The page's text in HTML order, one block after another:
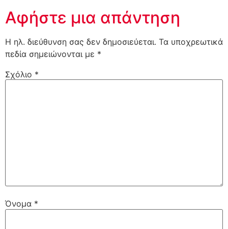
Αφήστε μια απάντηση
Η ηλ. διεύθυνση σας δεν δημοσιεύεται. Τα υποχρεωτικά
πεδία σημειώνονται με *
Σχόλιο *
Όνομα *